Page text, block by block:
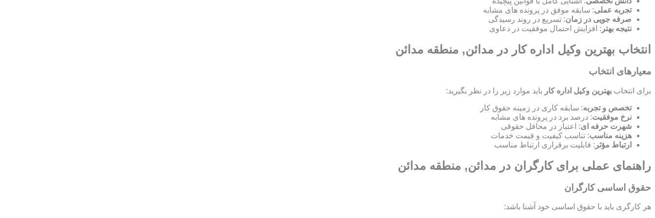
تجربه عملی: سابقه موفق در پرونده های مشابه
صرفه جویی در زمان: تسریع در روند رسیدگی
نتیجه بهتر : افزایش احتمال موفقیت در دعاوی
انتخاب بهترین وکیل اداره کار در مدائن, منطقه مدائن
معیارهای انتخاب
برای انتخاب بهترین وکیل اداره کار باید موارد زیر را در نظر بگیرید:
تخصص و تجربه: سابقه کاری در زمینه حقوق کار
نرخ موفقیت: درصد برد در پرونده های مشابه
شهرت حرفه ای: اعتبار در محافل حقوقی
هزینه مناسب: تناسب کیفیت و قیمت خدمات
ارتباط مؤثر : قابلیت برقراری ارتباط مناسب
راهنمای عملی برای کارگران در مدائن, منطقه مدائن
حقوق اساسی کارگران
هر کارگری باید با حقوق اساسی خود آشنا باشد: